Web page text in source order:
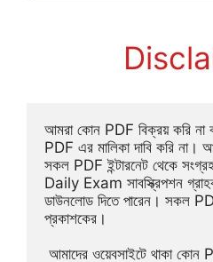
আমরা কোন PDF বিক্রয় করি না
PDF এর মালিকা দাবি করি না।
সকল PDF ইন্টারনেট থেকে
Daily Exam সাবস্ক্রিপশন
ডাউনলোড দিতে পারেন। সকল
প্রকাশকের।